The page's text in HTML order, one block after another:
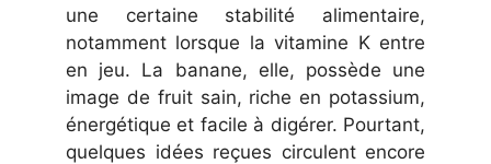
une certaine stabilité alimentaire,
notamment lorsque la vitamine K entre
en jeu. La banane, elle, possède une
image de fruit sain, riche en potassium,
énergétique et facile à digérer. Pourtant,
quelques idées reçues circulent encore